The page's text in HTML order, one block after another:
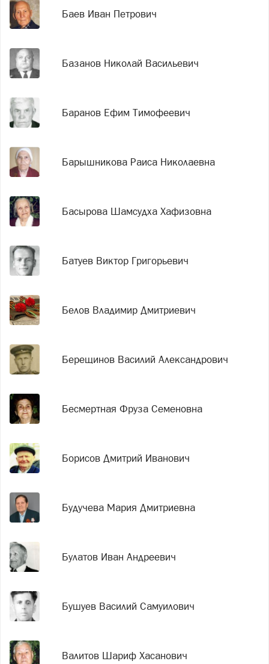
Баев Иван Петрович
Базанов Николай Васильевич
Баранов Ефим Тимофеевич
Барышникова Раиса Николаевна
Басырова Шамсудха Хафизовна
Батуев Виктор Григорьевич
Белов Владимир Дмитриевич
Берещинов Василий Александрович
Бесмертная Фруза Семеновна
Борисов Дмитрий Иванович
Будучева Мария Дмитриевна
Булатов Иван Андреевич
Бушуев Василий Самуилович
Валитов Шариф Хасанович